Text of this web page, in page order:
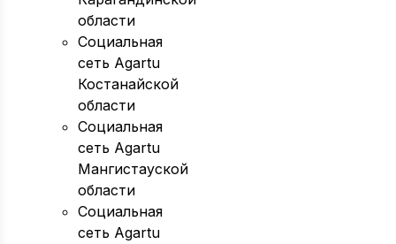
области
Социальная
сеть Agartu
Костанайской
области
Социальная
сеть Agartu
Мангистауской
области
Социальная
сеть Agartu